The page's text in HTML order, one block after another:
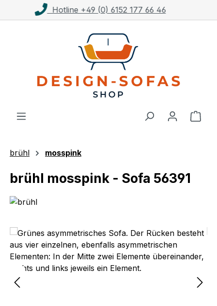
Zum Hauptinhalt springen
Kostenloser Versand ab 1.000€**
brühl mosspink
brühl mosspink - Sofa 56391
Bildergalerie überspringen